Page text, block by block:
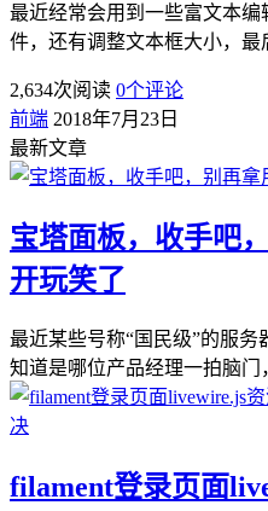
最近经常会用到一些富文本编
件，还有调整文本框大小，
2,634次阅读 0个评论
前端 2018年7月23日
最新文章
宝塔面板，收手吧
开玩笑了
最近某些号称“国民级”的服
知道是哪位产品经理一拍脑
filament登录页面